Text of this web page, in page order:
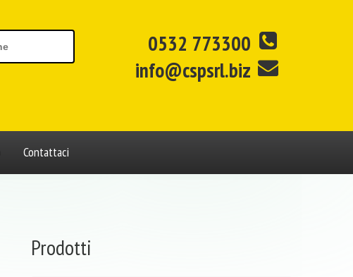
0532 773300
info@cspsrl.biz
Contattaci
Prodotti